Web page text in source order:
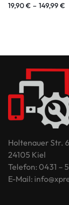
19,90€ – 149,99€
Holtenauer Str.
24105 Kiel
Telefon: 0431 –
E-Mail: